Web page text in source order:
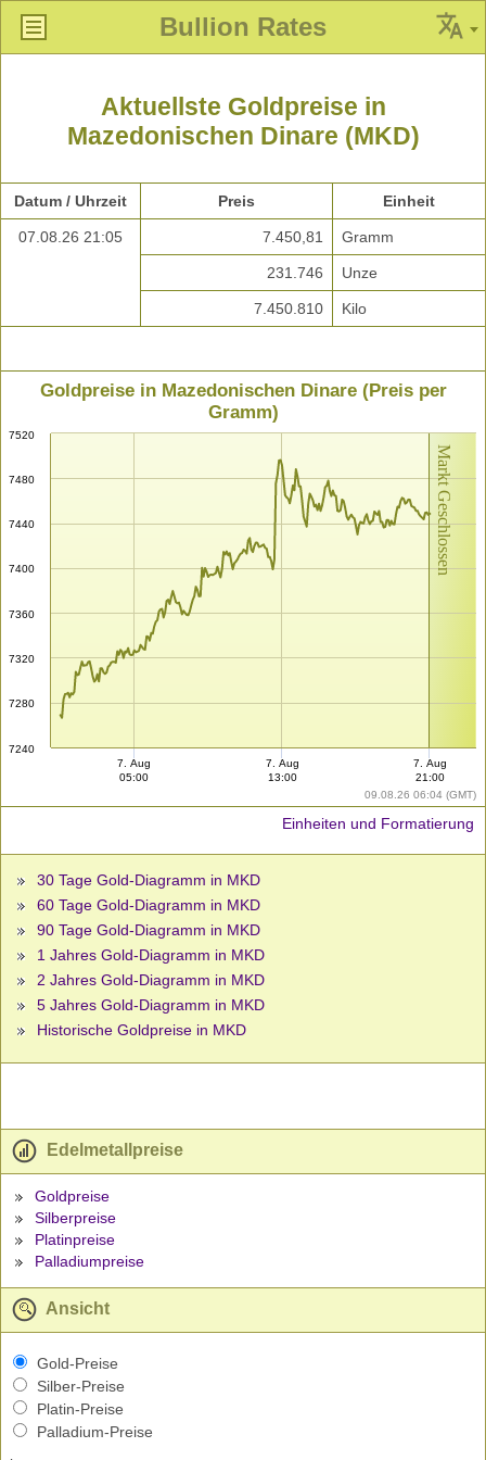
Bullion Rates
Aktuellste Goldpreise in
Mazedonischen Dinare (MKD)
Datum / Uhrzeit Preis Einheit
07.08.26 21:05 7.450,81 Gramm
231.746 Unze
7.450.810 Kilo
Markt Geschlossen
09.08.26 06:04 (GMT)
Goldpreise in Mazedonischen Dinare (Preis per
Gramm)
7240
7280
7320
7360
7400
7440
7480
7520
7. Aug
05:00
7. Aug
13:00
7. Aug
21:00
Einheiten und Formatierung
30 Tage Gold-Diagramm in MKD
60 Tage Gold-Diagramm in MKD
90 Tage Gold-Diagramm in MKD
1 Jahres Gold-Diagramm in MKD
2 Jahres Gold-Diagramm in MKD
5 Jahres Gold-Diagramm in MKD
Historische Goldpreise in MKD
Edelmetallpreise
Goldpreise
Silberpreise
Platinpreise
Palladiumpreise
Ansicht
Gold-Preise
Silber-Preise
Platin-Preise
Palladium-Preise